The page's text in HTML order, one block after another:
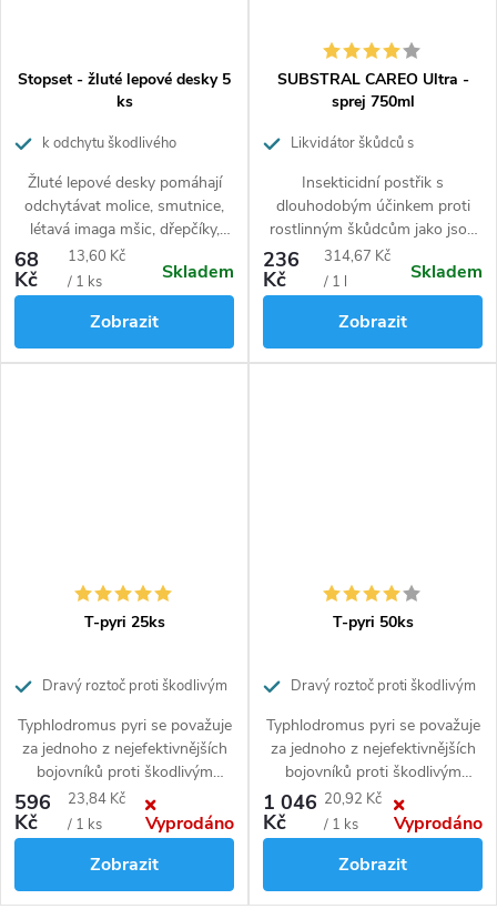
Stopset - žluté lepové desky 5
ks
k odchytu škodlivého
létajícího hmyzu
Žluté lepové desky pomáhají
odchytávat molice, smutnice,
létavá imaga mšic, dřepčíky,
nosatcce, vrtule třešňové v
sadech, zahradách, sklenících a
na větších pokojových
rostlinách.
68
Kč
Měrná
cena:
13,60 Kč
/ 1 ks
Skladem
Zobrazit
SUBSTRAL CAREO Ultra -
sprej 750ml
Likvidátor škůdců s
Insekticidní postřik s
dlouhodobým účinkem proti
rostlinným škůdcům jako jsou
mšice, třásněnky, molice,
štítenky, červci, svilušky, stejně
jako brouci, housenky, vrtalky
aj.
236
Kč
Měrná
cena:
314,67 Kč
/ 1 l
Skladem
Zobrazit
T-pyri 25ks
Dravý roztoč proti škodlivým
pásů
Typhlodromus pyri se považuje
za jednoho z nejefektivnějších
bojovníků proti škodlivým
roztočům v ovocných sadech a
vinicích. Napadá nejen mnoho
druhů škodlivých roztočů jako
jsou svilušky, vlnovníkovce a
hálčivce, ale i larvy třásněnek a
596
Kč
Měrná
cena:
23,84 Kč
/ 1 ks
Vyprodáno
Zobrazit
T-pyri 50ks
Dravý roztoč proti škodlivým
pásů
Typhlodromus pyri se považuje
za jednoho z nejefektivnějších
bojovníků proti škodlivým
roztočům v ovocných sadech a
vinicích. Napadá nejen mnoho
druhů škodlivých roztočů jako
jsou svilušky, vlnovníkovce a
hálčivce, ale i larvy třásněnek a
1 046
Kč
Měrná
cena:
20,92 Kč
/ 1 ks
Vyprodáno
Zobrazit